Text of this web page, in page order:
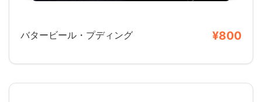
バタービール・プディング ¥800